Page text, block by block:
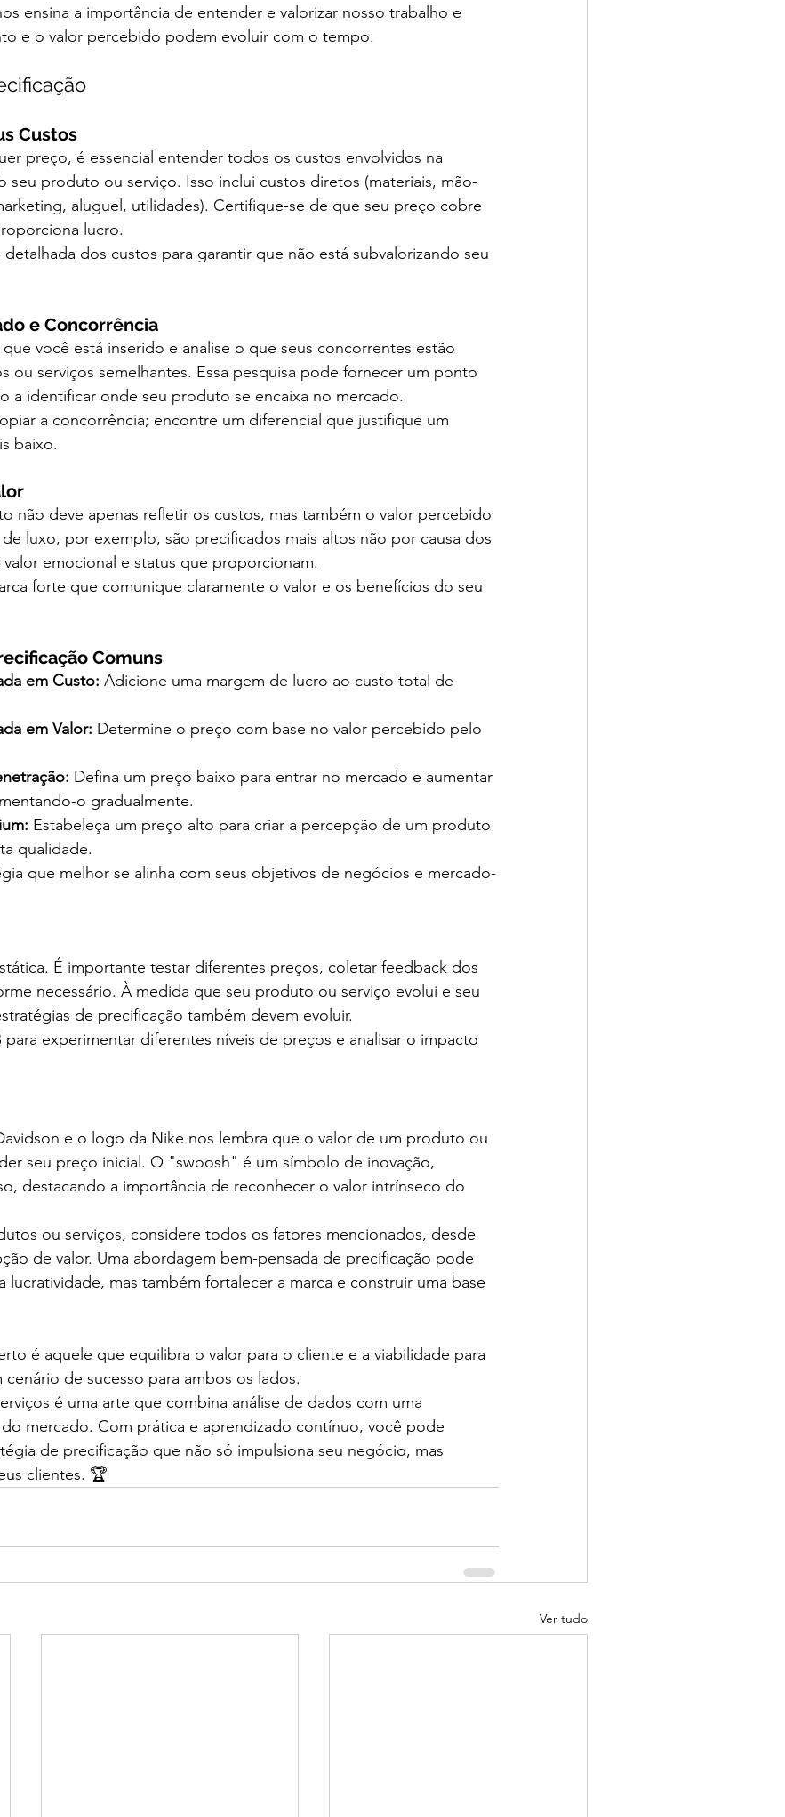
ensina a importância de entender e valorizar nosso trabalho e
e o valor percebido podem evoluir com o tempo.
Custos
preço, é essencial entender todos os custos envolvidos na
seu produto ou serviço. Isso inclui custos diretos (materiais, mão-
aluguel, utilidades). Certifique-se de que seu preço cobre
lucro.
detalhada dos custos para garantir que não está subvalorizando seu
e Concorrência
você está inserido e analise o que seus concorrentes estão
ou serviços semelhantes. Essa pesquisa pode fornecer um ponto
a identificar onde seu produto se encaixa no mercado.
a concorrência; encontre um diferencial que justifique um
baixo.
não deve apenas refletir os custos, mas também o valor percebido
luxo, por exemplo, são precificados mais altos não por causa dos
emocional e status que proporcionam.
forte que comunique claramente o valor e os benefícios do seu
Comuns
em Custo: Adicione uma margem de lucro ao custo total de
em Valor: Determine o preço com base no valor percebido pelo
Defina um preço baixo para entrar no mercado e aumentar
o gradualmente.
Estabeleça um preço alto para criar a percepção de um produto
qualidade.
que melhor se alinha com seus objetivos de negócios e mercado-
É importante testar diferentes preços, coletar feedback dos
necessário. À medida que seu produto ou serviço evolui e seu
de precificação também devem evoluir.
para experimentar diferentes níveis de preços e analisar o impacto
e o logo da Nike nos lembra que o valor de um produto ou
seu preço inicial. O "swoosh" é um símbolo de inovação,
destacando a importância de reconhecer o valor intrínseco do
ou serviços, considere todos os fatores mencionados, desde
de valor. Uma abordagem bem-pensada de precificação pode
lucratividade, mas também fortalecer a marca e construir uma base
é aquele que equilibra o valor para o cliente e a viabilidade para
de sucesso para ambos os lados.
é uma arte que combina análise de dados com uma
mercado. Com prática e aprendizado contínuo, você pode
de precificação que não só impulsiona seu negócio, mas
clientes. 🏆
Ver tudo